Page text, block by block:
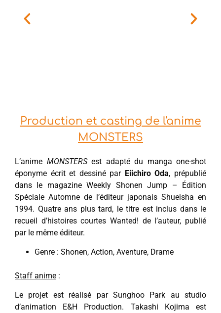
Production et casting de l'anime
MONSTERS
L’anime MONSTERSest adapté du manga one-shot
éponyme écrit et dessiné par Eiichiro Oda, prépublié
dans le magazine Weekly Shonen Jump – Édition
Spéciale Automne de l’éditeur japonais Shueisha en
1994. Quatre ans plus tard, le titre est inclus dans le
recueil d’histoires courtes Wanted! de l’auteur, publié
par le même éditeur.
Genre : Shonen, Action, Aventure, Drame
Staff anime :
Le projet est réalisé par Sunghoo Park au studio
d’animation E&H Production. Takashi Kojima est